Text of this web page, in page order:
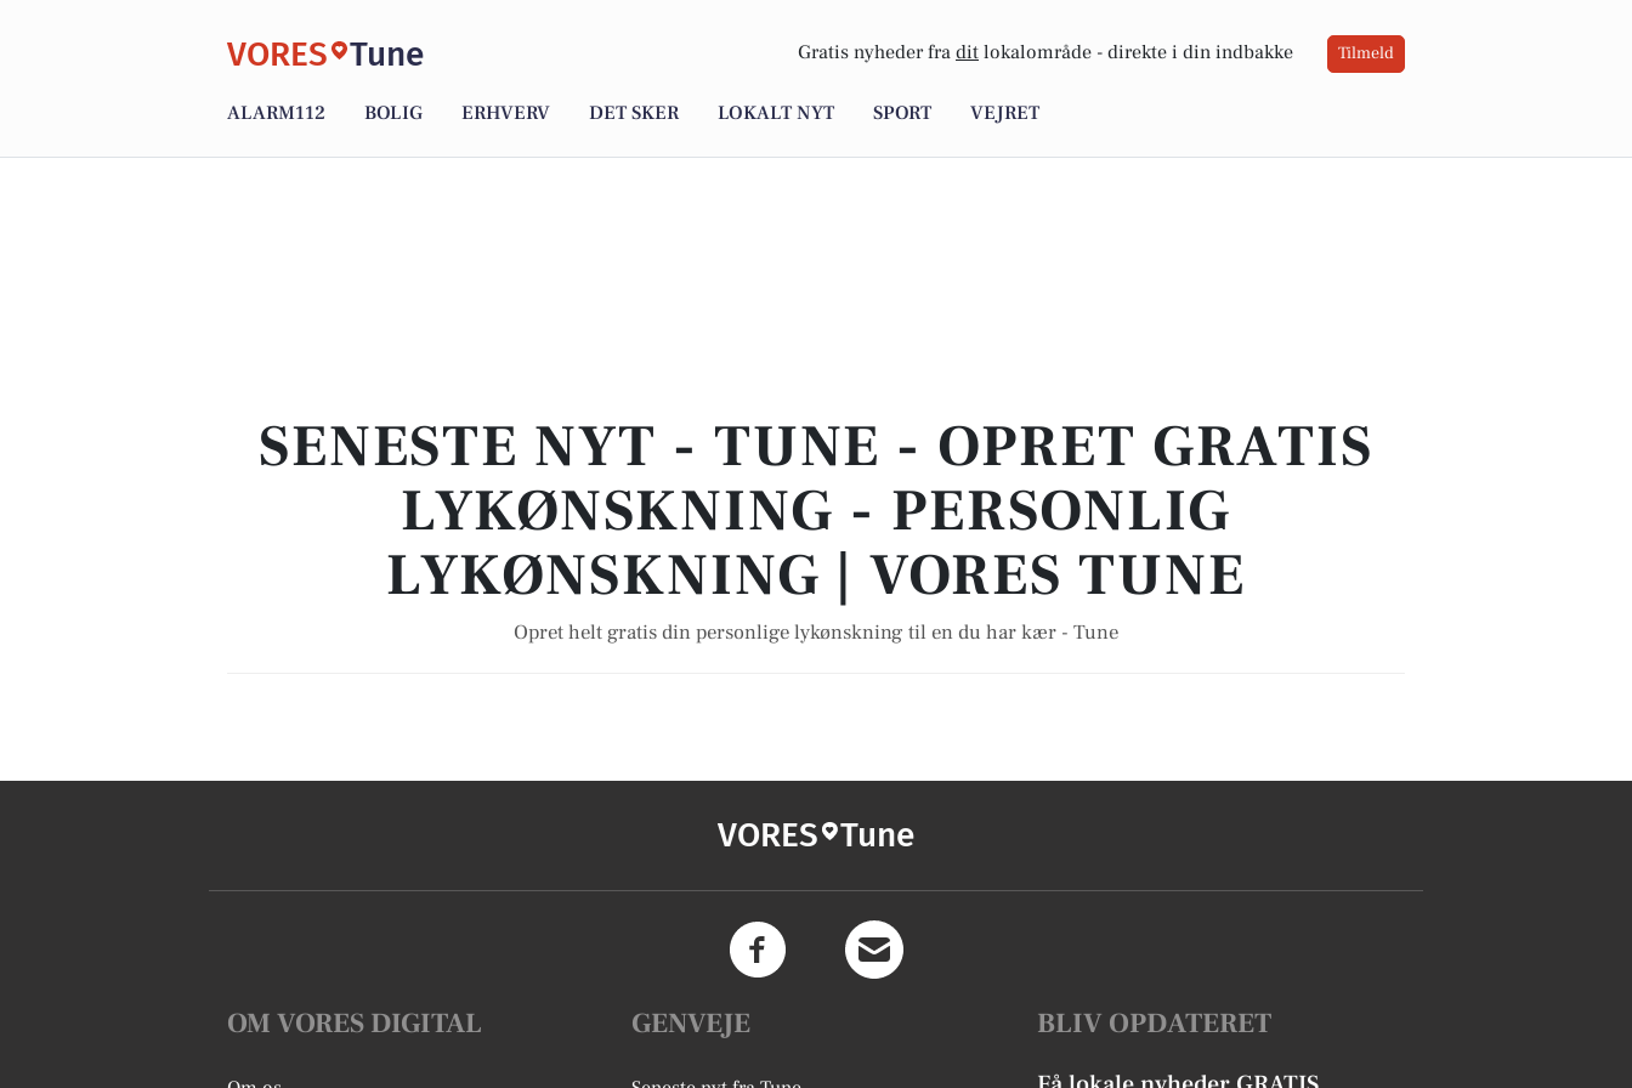
VORES Tune Gratis nyheder fra dit lokalområde - direkte i din indbakke Tilmeld
ALARM112 BOLIG ERHVERV DET SKER LOKALT NYT SPORT VEJRET
SENESTE NYT - TUNE - OPRET GRATIS
LYKØNSKNING - PERSONLIG
LYKØNSKNING | VORES TUNE
Opret helt gratis din personlige lykønskning til en du har kær - Tune
VORES Tune
OM VORES DIGITAL GENVEJE BLIV OPDATERET